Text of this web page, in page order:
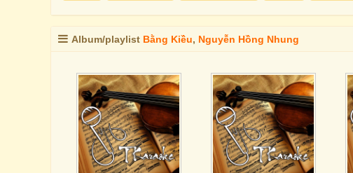
Album/playlist Bằng Kiều, Nguyễn Hồng Nhung